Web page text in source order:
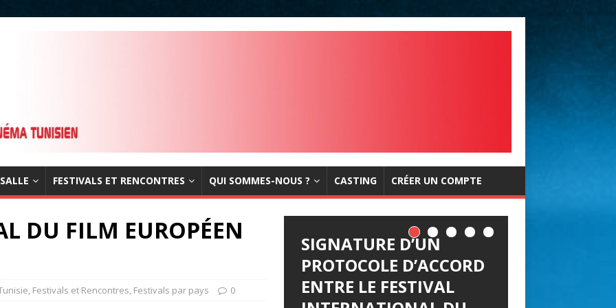
FESTIVALS ET RENCONTRES QUI SOMMES-NOUS ? CASTING CRÉER UN COMPTE
DU FILM EUROPÉEN
, Festivals et Rencontres, Festivals par pays 0
SIGNATURE D’UN
PROTOCOLE D’ACCORD
ENTRE LE FESTIVAL